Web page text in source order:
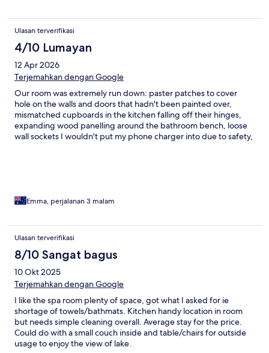
Ulasan terverifikasi
4/10 Lumayan
12 Apr 2026
Terjemahkan dengan Google
Our room was extremely run down: paster patches to cover
hole on the walls and doors that hadn't been painted over,
mismatched cupboards in the kitchen falling off their hinges,
expanding wood panelling around the bathroom bench, loose
wall sockets I wouldn't put my phone charger into due to safety,
this room was in a condition to host visitors to the area!
Emma, perjalanan 3 malam
Ulasan terverifikasi
8/10 Sangat bagus
10 Okt 2025
Terjemahkan dengan Google
I like the spa room plenty of space, got what I asked for ie
shortage of towels/bathmats. Kitchen handy location in room
but needs simple cleaning overall. Average stay for the price.
Could do with a small couch inside and table/chairs for outside
usage to enjoy the view of lake.